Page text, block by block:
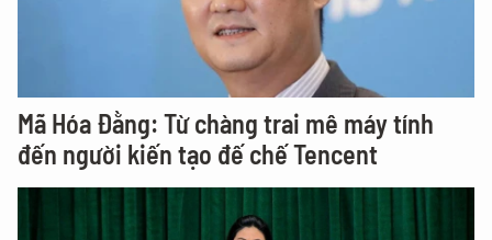
Mã Hóa Đằng: Từ chàng trai mê máy tính
đến người kiến tạo đế chế Tencent